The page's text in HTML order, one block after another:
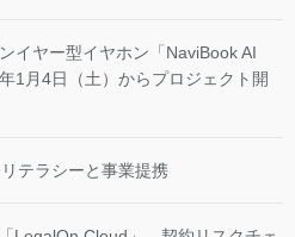
イヤー型イヤホン「NaviBook AI
1月4日（土）からプロジェクト開
テラシーと事業提携